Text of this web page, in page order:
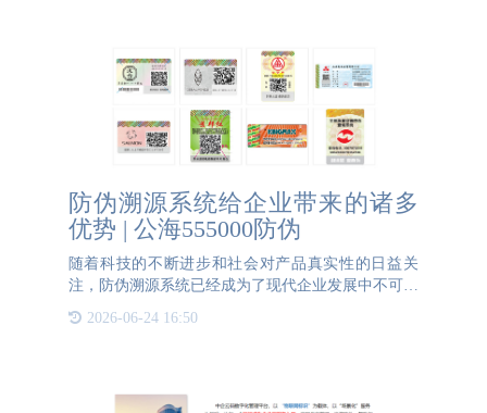
防伪溯源系统给企业带来的诸多
优势 | 公海555000防伪
随着科技的不断进步和社会对产品真实性的日益关
注，防伪溯源系统已经成为了现代企业发展中不可或
缺的一部分。这些系统通过提供产品的完整历史记录
与验证手段，不仅加强了品牌保护，提升了消费者信
2026-06-24 16:50